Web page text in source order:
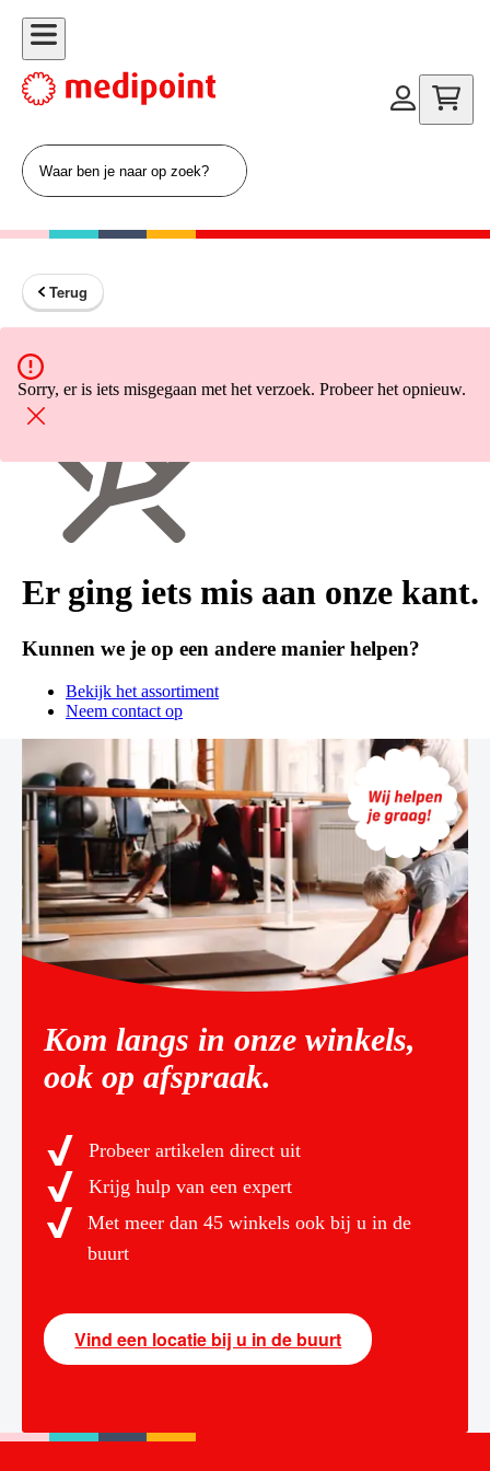
Terug
Sorry, er is iets misgegaan met het verzoek. Probeer het opnieuw.
Er ging iets mis aan onze kant.
Kunnen we je op een andere manier helpen?
Bekijk het assortiment
Neem contact op
Kom langs in onze winkels,
ook op afspraak.
Probeer artikelen direct uit
Krijg hulp van een expert
Met meer dan 45 winkels ook bij u in de
buurt
Vind een locatie bij u in de buurt